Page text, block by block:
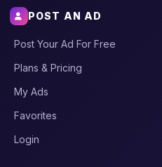
POST AN AD
Post Your Ad For Free
Plans & Pricing
My Ads
Favorites
Login